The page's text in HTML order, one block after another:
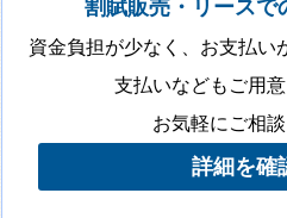
割賦販売・リースで
資金負担が少なく、お支払い
支払いなどもご用意
お気軽にご相談
詳細を確